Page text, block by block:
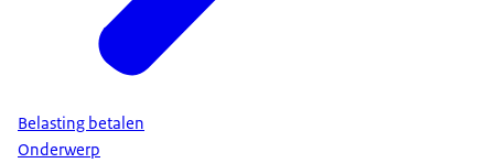
Belasting betalen
Onderwerp